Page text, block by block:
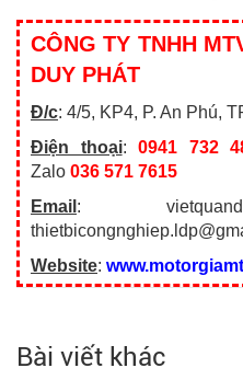
CÔNG TY TNHH
DUY PHÁT
Đ/c: 4/5, KP4, P. An Phú,
Điện thoại:0941 732
Zalo 036 571 7615
Email :
Website:
Bài viết khác